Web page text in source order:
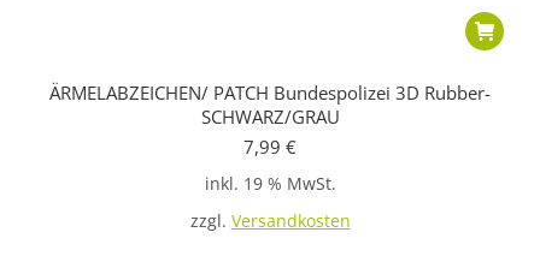
ÄRMELABZEICHEN/ PATCH Bundespolizei 3D Rubber-
SCHWARZ/GRAU
7,99 €
inkl. 19 % MwSt.
zzgl. Versandkosten